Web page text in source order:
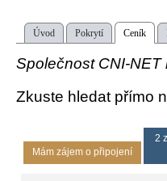
Úvod Pokrytí Ceník
Společnost CNI-
Zkuste hledat přímo
Mám zájem o připojení
2